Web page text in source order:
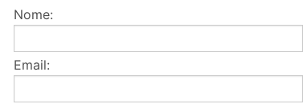
Nome:
Email: